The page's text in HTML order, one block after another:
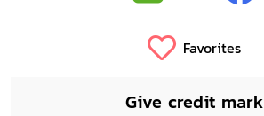
Favorites
Give credit mark